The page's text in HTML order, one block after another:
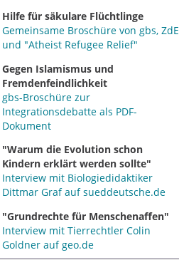
Hilfe für säkulare Flüchtlinge
Gemeinsame Broschüre von gbs, ZdE
und "Atheist Refugee Relief"
Gegen Islamismus und
Fremdenfeindlichkeit
gbs-Broschüre zur
Integrationsdebatte als PDF-
Dokument
"Warum die Evolution schon
Kindern erklärt werden sollte"
Interview mit Biologiedidaktiker
Dittmar Graf auf sueddeutsche.de
"Grundrechte für Menschenaffen"
Interview mit Tierrechtler Colin
Goldner auf geo.de